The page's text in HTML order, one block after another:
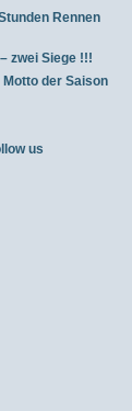
Rennen
zwei Siege !!!
der Saison
us